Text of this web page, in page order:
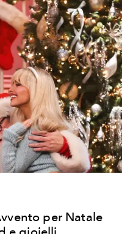
per Natale